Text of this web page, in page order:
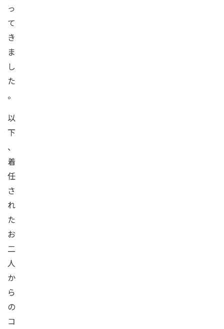
っ
て
き
ま
し
た
。
以
下
、
着
任
さ
れ
た
お
二
人
か
ら
の
コ